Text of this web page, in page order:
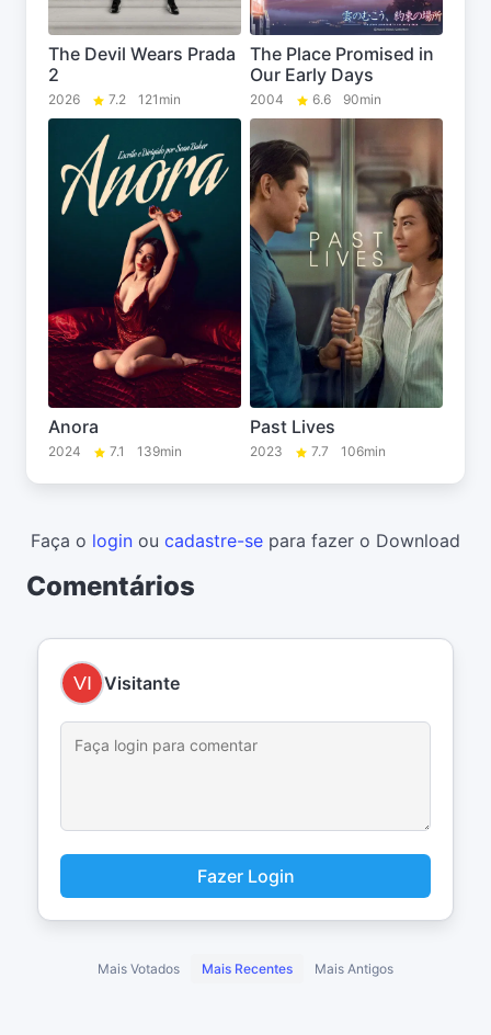
The Devil Wears Prada
2
2026 7.2 121min
The Place Promised in
Our Early Days
2004 6.6 90min
Anora
2024 7.1 139min
Past Lives
2023 7.7 106min
Faça o login ou cadastre-se para fazer o Download
Comentários
Visitante
Fazer Login
Mais Votados Mais Recentes Mais Antigos